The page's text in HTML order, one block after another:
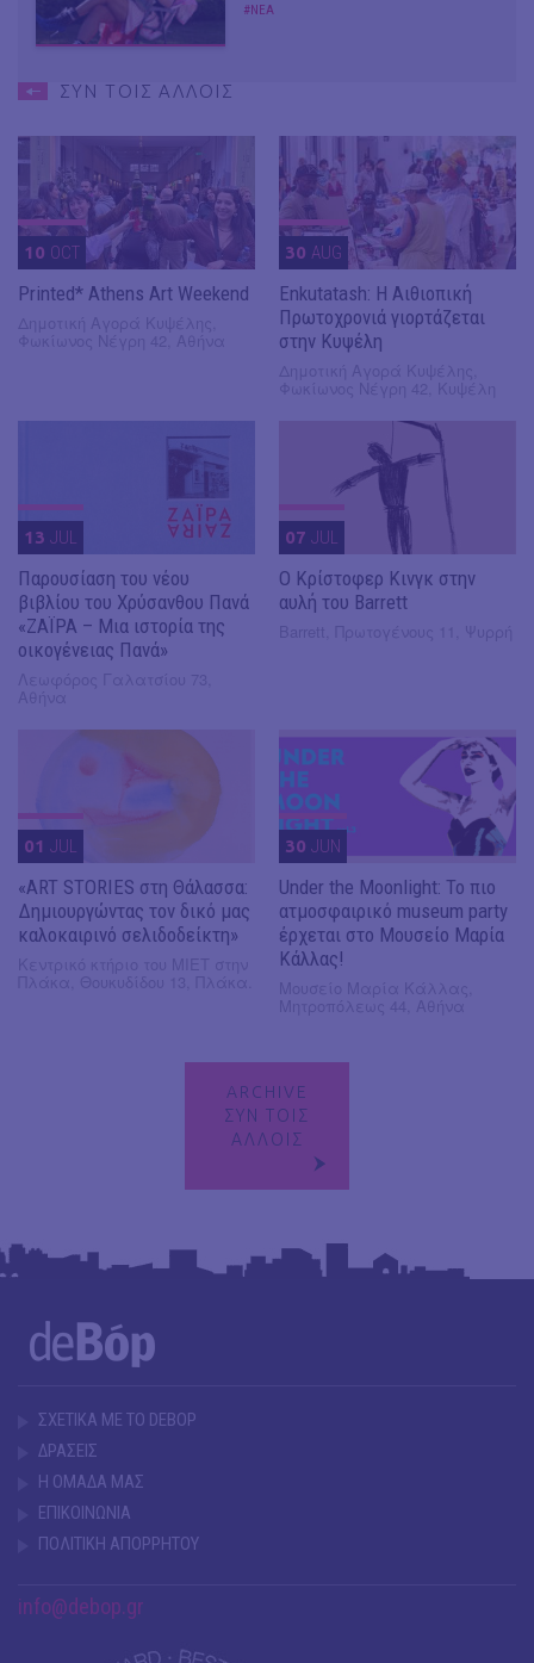
#ΝΕΑ
ΣΥΝ ΤΟΙΣ ΑΛΛΟΙΣ
10 OCT
Printed* Athens Art Weekend
30 AUG
Enkutatash: Η Αιθιοπική
Πρωτοχρονιά γιορτάζεται
στην Κυψέλη
13 JUL
Παρουσίαση του νέου
βιβλίου του Χρύσανθου Πανά
«ΖΑΪΡΑ – Μια ιστορία της
οικογένειας Πανά»
07 JUL
O Κρίστοφερ Κινγκ στην
αυλή του Barrett
01 JUL
«ART STORIES στη Θάλασσα:
Δημιουργώντας τον δικό μας
καλοκαιρινό σελιδοδείκτη»
30 JUN
Under the Moonlight: Το πιο
ατμοσφαιρικό museum party
έρχεται στο Μουσείο Μαρία
Κάλλας!
ARCHIVE
ΣΥΝ ΤΟΙΣ
ΑΛΛΟΙΣ
ΣΧΕΤΙΚΑ ΜΕ ΤΟ DEBOP
ΔΡΑΣΕΙΣ
Η ΟΜΑΔΑ ΜΑΣ
ΕΠΙΚΟΙΝΩΝΙΑ
ΠΟΛΙΤΙΚΗ ΑΠΟΡΡΗΤΟΥ
info@debop.gr